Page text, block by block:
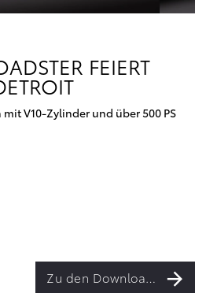
FEIERT
V10-Zylinder und über 500 PS
Zu den Downloads